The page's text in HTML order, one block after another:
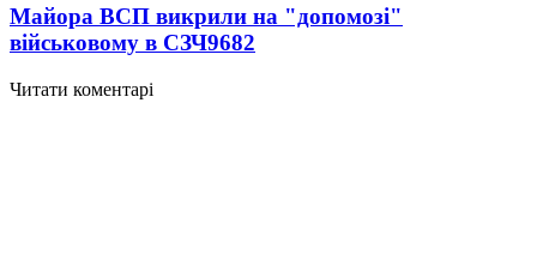
Майора ВСП викрили на "допомозі"
військовому в СЗЧ9682
Читати коментарі